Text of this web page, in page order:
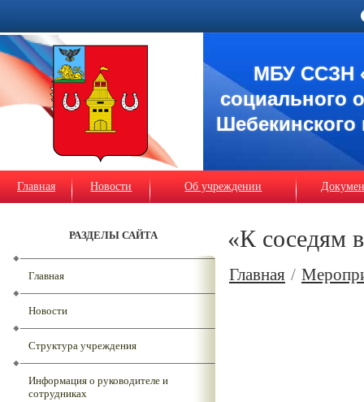
МБУ ССЗН
социального
Шебекинского
Главная Новости Об учреждении
РАЗДЕЛЫ САЙТА
Главная
Новости
Структура учреждения
Информация о руководителе и
сотрудниках
«К соседям
Главная /